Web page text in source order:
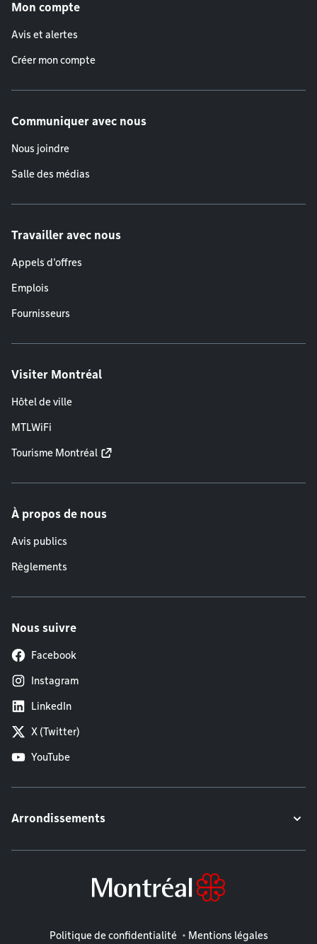
Mon compte
Avis et alertes
Créer mon compte
Communiquer avec nous
Nous joindre
Salle des médias
Travailler avec nous
Appels d'offres
Emplois
Fournisseurs
Visiter Montréal
Hôtel de ville
MTLWiFi
Tourisme Montréal
À propos de nous
Avis publics
Règlements
Nous suivre
Facebook
Instagram
LinkedIn
X (Twitter)
YouTube
Arrondissements
Mentions légales
Politique de confidentialité Mentions légales